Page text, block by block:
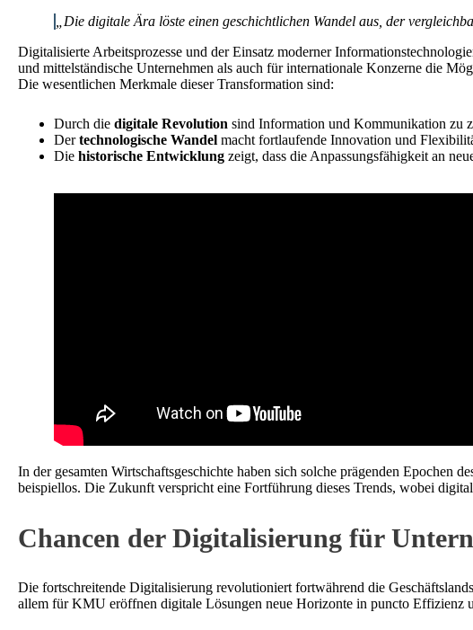
„Die digitale Ära löste einen geschichtlichen Wandel aus, der
Digitalisierte Arbeitsprozesse und der Einsatz moderner
und mittelständische Unternehmen als auch für internationale Konzerne die
Die wesentlichen Merkmale dieser Transformation sind:
Durch die digitale Revolution sind Information und Kommunikation zu
Dertechnologische Wandel macht fortlaufende Innovation und
Die historische Entwicklung zeigt, dass die Anpassungsfähigkeit an
In der gesamten Wirtschaftsgeschichte haben sich solche prägenden Epochen
beispiellos. Die Zukunft verspricht eine Fortführung dieses Trends, wobei
Chancen der Digitalisierung für
Die fortschreitende Digitalisierung revolutioniert fortwährend die
allem für KMU eröffnen digitale Lösungen neue Horizonte in puncto Effizienz